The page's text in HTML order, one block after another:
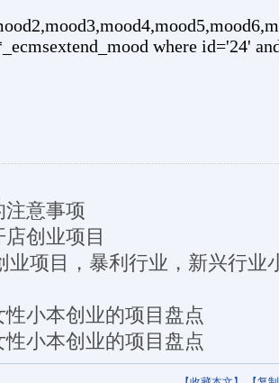
注意事项
创业项目
业项目，暴利行业，新兴行业
小本创业的项目盘点
小本创业的项目盘点